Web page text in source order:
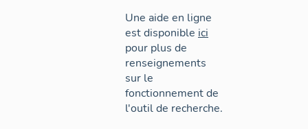
Une aide en ligne
est disponible ici
pour plus de
renseignements
sur le
fonctionnement de
l'outil de recherche.